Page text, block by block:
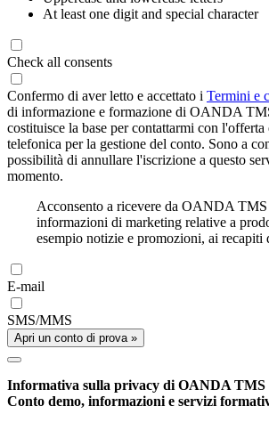
At least one digit and special character
Check all consents
Confermo di aver letto e accettato i Termini e
di informazione e formazione di OANDA
costituisce la base per contattarmi con l'offerta
telefonica per la gestione del conto. Sono a
possibilità di annullare l'iscrizione a questo
momento.
Acconsento a ricevere da OANDA
informazioni di marketing relative a
esempio notizie e promozioni, ai recapiti
E-mail
SMS/MMS
Apri un conto di prova »
Informativa sulla privacy di OANDA TMS
Conto demo, informazioni e servizi